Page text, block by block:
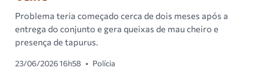
Problema teria começado cerca de dois meses após a
entrega do conjunto e gera queixas de mau cheiro e
presença de tapurus.
23/06/2026 16h58 • Polícia